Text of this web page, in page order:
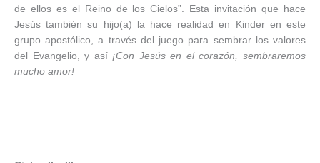
de ellos es el Reino de los Cielos”. Esta invitación que hace
Jesús también su hijo(a) la hace realidad en Kinder en este
grupo apostólico, a través del juego para sembrar los valores
del Evangelio, y así ¡Con Jesús en el corazón, sembraremos
mucho amor!